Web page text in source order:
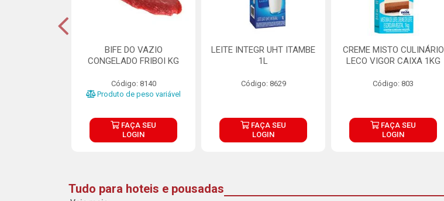
BIFE DO VAZIO
CONGELADO FRIBOI KG
Código: 8140
Produto de peso variável
FAÇA SEU
LOGIN
LEITE INTEGR UHT ITAMBE
1L
Código: 8629
FAÇA SEU
LOGIN
CREME MISTO CULINÁRIO
LECO VIGOR CAIXA 1KG
Código: 803
FAÇA SEU
LOGIN
Tudo para hoteis e pousadas